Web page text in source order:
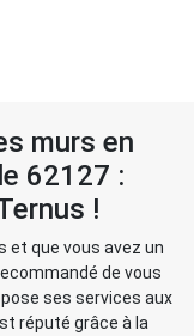
murs en
62127 :
!
et que vous avez un
de vous
ses services aux
réputé grâce à la